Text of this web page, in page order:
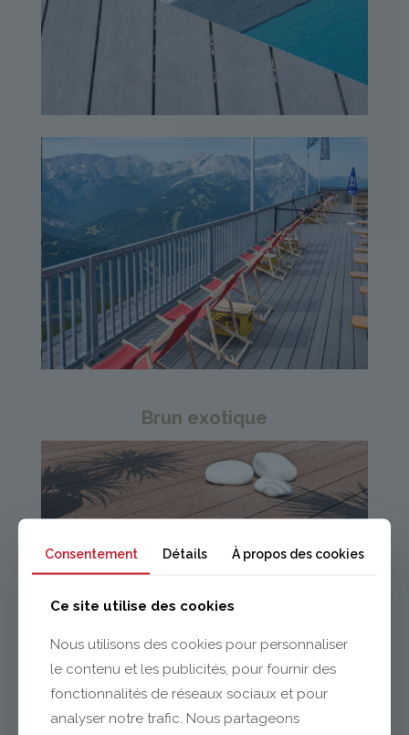
Brun exotique
Consentement Détails À propos des cookies
Ce site utilise des cookies
Nous utilisons des cookies pour personnaliser
le contenu et les publicités, pour fournir des
fonctionnalités de réseaux sociaux et pour
analyser notre trafic. Nous partageons